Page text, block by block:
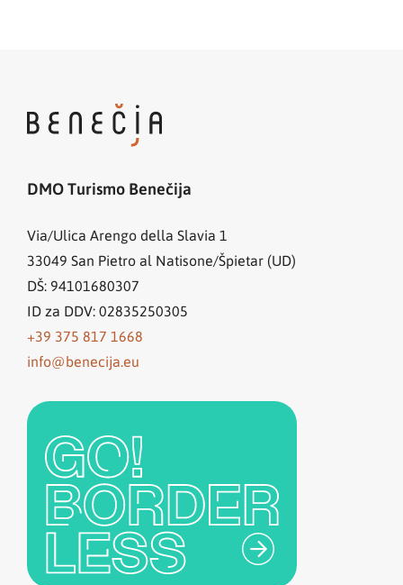
DMO Turismo Benečija
Via/Ulica Arengo della Slavia 1
33049 San Pietro al Natisone/Špietar (UD)
DŠ: 94101680307
ID za DDV: 02835250305
+39 375 817 1668
info@benecija.eu